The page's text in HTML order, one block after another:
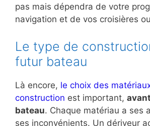
pas mais dépendra de votre
navigation et de vos croisières
Le type de
futur bateau
Là encore, le choix des
construction est important,
bateau. Chaque matériau a ses
ses inconvénients. Un dériveur